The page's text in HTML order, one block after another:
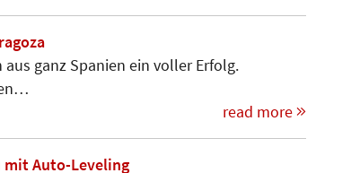
ganz Spanien ein voller Erfolg.
read more
Auto-Leveling